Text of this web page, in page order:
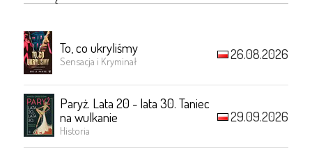
To, co ukryliśmy
Sensacja i Kryminał 26.08.2026
Paryż. Lata 20 - lata 30. Taniec
na wulkanie
Historia
29.09.2026